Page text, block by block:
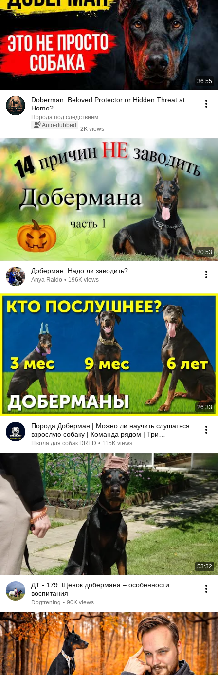
36:55
Doberman: Beloved Protector or Hidden Threat at
Home?
Порода под следствием
Auto-dubbed
2K views
20:53
Доберман. Надо ли заводить?
Anya Raido • 196K views
26:33
Порода Доберман | Можно ли научить слушаться
взрослую собаку | Команда рядом | Три
Добермана
Школа для собак DRED • 115K views
53:32
ДТ - 179. Щенок добермана – особенности
воспитания
Dogtrening • 90K views